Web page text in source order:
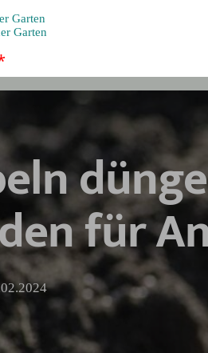
Garten
Garten
für